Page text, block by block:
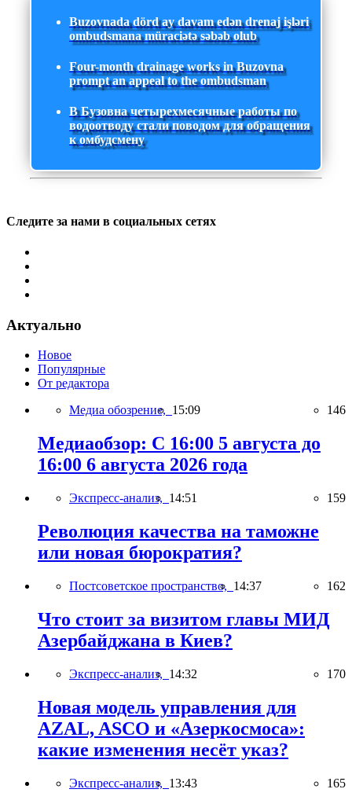
Buzovnada dörd ay davam edən drenaj işləri
ombudsmana müraciətə səbəb olub
Four-month drainage works in Buzovna
prompt an appeal to the ombudsman
В Бузовна четырехмесячные работы по
водоотводу стали поводом для обращения
к омбудсмену
Следите за нами в социальных сетях
Актуально
Новое
Популярные
От редактора
Медиа обозрение, 15:09 146
Медиаобзор: С 16:00 5 августа до
16:00 6 августа 2026 года
Экспресс-анализ, 14:51 159
Революция качества на таможне
или новая бюрократия?
Постсоветское пространство, 14:37 162
Что стоит за визитом главы МИД
Азербайджана в Киев?
Экспресс-анализ, 14:32 170
Новая модель управления для
AZAL, ASCO и «Азеркосмоса»:
какие изменения несёт указ?
Экспресс-анализ, 13:43 165